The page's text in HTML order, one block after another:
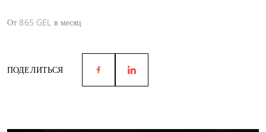
От 865 GEL в месяц
ПОДЕЛИТЬСЯ